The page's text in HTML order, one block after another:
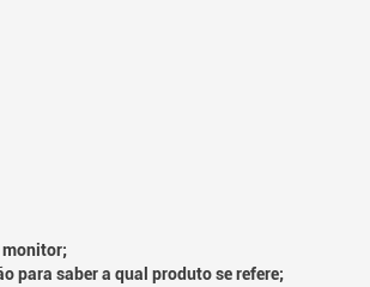
monitor;
para saber a qual produto se refere;